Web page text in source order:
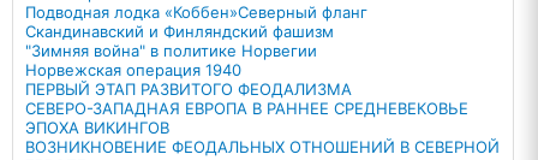
Подводная лодка «Коббен»Северный фланг
Скандинавский и Финляндский фашизм
"Зимняя война" в политике Норвегии
Норвежская операция 1940
ПЕРВЫЙ ЭТАП РАЗВИТОГО ФЕОДАЛИЗМА
СЕВЕРО-ЗАПАДНАЯ ЕВРОПА В РАННЕЕ СРЕДНЕВЕКОВЬЕ
ЭПОХА ВИКИНГОВ
ВОЗНИКНОВЕНИЕ ФЕОДАЛЬНЫХ ОТНОШЕНИЙ В СЕВЕРНОЙ